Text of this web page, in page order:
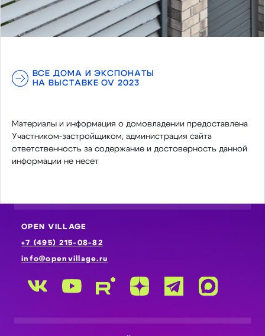
ВСЕ ДОМА И ЭКСПОНАТЫ
НА ВЫСТАВКЕ OV 2023
Материалы и информация о домовладении предоставлена
Участником-застройщиком, администрация сайта
ответственность за содержание и достоверность данной
информации не несет
OPEN VILLAGE
+7 (495) 215-08-82
info@openvillage.ru